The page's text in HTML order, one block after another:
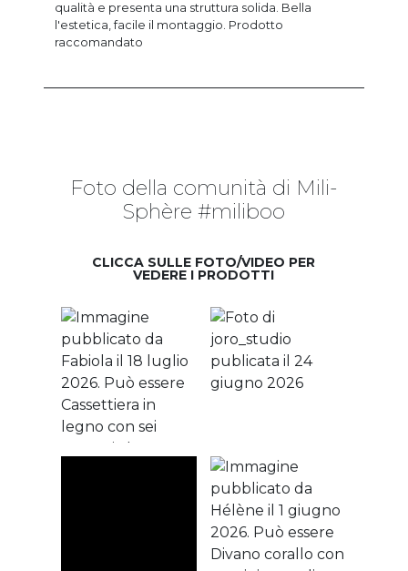
qualità e presenta una struttura solida. Bella
l'estetica, facile il montaggio. Prodotto
raccomandato
Foto della comunità di Mili-
Sphère #miliboo
CLICCA SULLE FOTO/VIDEO PER
VEDERE I PRODOTTI